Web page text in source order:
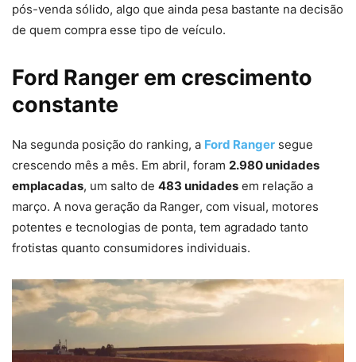
pós-venda sólido, algo que ainda pesa bastante na decisão
de quem compra esse tipo de veículo.
Ford Ranger em crescimento
constante
Na segunda posição do ranking, a Ford Ranger segue
crescendo mês a mês. Em abril, foram 2.980 unidades
emplacadas, um salto de 483 unidades em relação a
março. A nova geração da Ranger, com visual, motores
potentes e tecnologias de ponta, tem agradado tanto
frotistas quanto consumidores individuais.